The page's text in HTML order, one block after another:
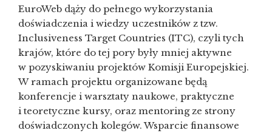
EuroWeb dąży do pełnego wykorzystania
doświadczenia i wiedzy uczestników z tzw.
Inclusiveness Target Countries (ITC), czyli tych
krajów, które do tej pory były mniej aktywne
w pozyskiwaniu projektów Komisji Europejskiej.
W ramach projektu organizowane będą
konferencje i warsztaty naukowe, praktyczne
i teoretyczne kursy, oraz mentoring ze strony
doświadczonych kolegów. Wsparcie finansowe